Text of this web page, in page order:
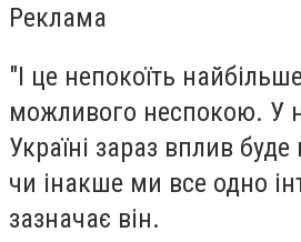
Реклама
"І це непокоїть
можливого неспокою. У
Україні зараз вплив
чи інакше ми все одно
зазначає він.